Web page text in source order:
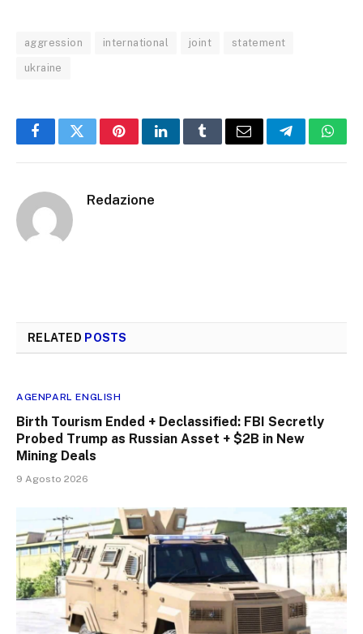
aggression international joint statement
ukraine
FacebookTwitterPinterestLinkedInTumblrEmail Telegram
Redazione
RELATED POSTS
AGENPARL ENGLISH
Birth Tourism Ended + Declassified: FBI Secretly
Probed Trump as Russian Asset + $2B in New
Mining Deals
9 Agosto 2026